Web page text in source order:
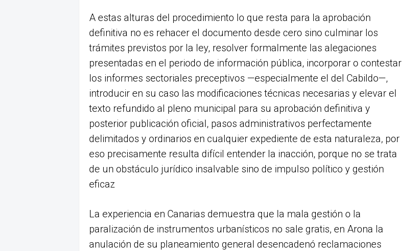
A estas alturas del procedimiento lo que resta para la aprobación
definitiva no es rehacer el documento desde cero sino culminar los
trámites previstos por la ley, resolver formalmente las alegaciones
presentadas en el periodo de información pública, incorporar o contestar
los informes sectoriales preceptivos —especialmente el del Cabildo—,
introducir en su caso las modificaciones técnicas necesarias y elevar el
texto refundido al pleno municipal para su aprobación definitiva y
posterior publicación oficial, pasos administrativos perfectamente
delimitados y ordinarios en cualquier expediente de esta naturaleza, por
eso precisamente resulta difícil entender la inacción, porque no se trata
de un obstáculo jurídico insalvable sino de impulso político y gestión
eficaz
La experiencia en Canarias demuestra que la mala gestión o la
paralización de instrumentos urbanísticos no sale gratis, en Arona la
anulación de su planeamiento general desencadenó reclamaciones